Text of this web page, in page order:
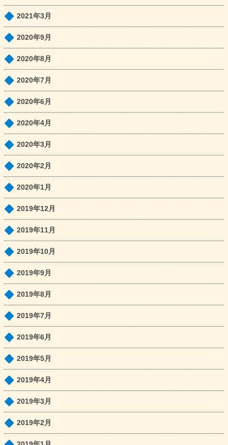
2021年3月
2020年9月
2020年8月
2020年7月
2020年6月
2020年4月
2020年3月
2020年2月
2020年1月
2019年12月
2019年11月
2019年10月
2019年9月
2019年8月
2019年7月
2019年6月
2019年5月
2019年4月
2019年3月
2019年2月